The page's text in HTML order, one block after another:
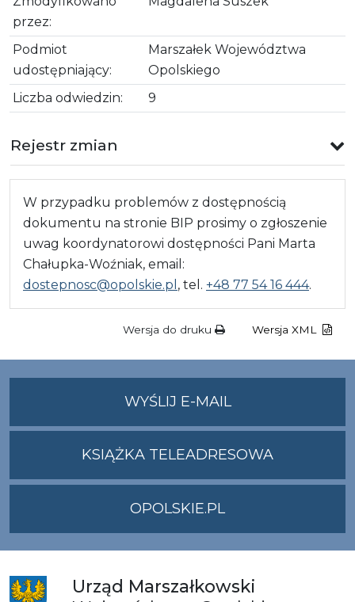
przez:
Podmiot
udostępniający:
Marszałek Województwa
Opolskiego
Liczba odwiedzin:
9
Rejestr zmian
W przypadku problemów z dostępnością
dokumentu na stronie BIP prosimy o zgłoszenie
uwag koordynatorowi dostępności Pani Marta
Chałupka-Woźniak, email:
dostepnosc@opolskie.pl , tel. +48 77 54 16 444.
Wersja do druku Wersja XML
WYŚLIJ E-MAILNA
ADRES
KSIĄŻKA TELEADRESOWA
OPOLSKIE.PL
Urząd Marszałkowski